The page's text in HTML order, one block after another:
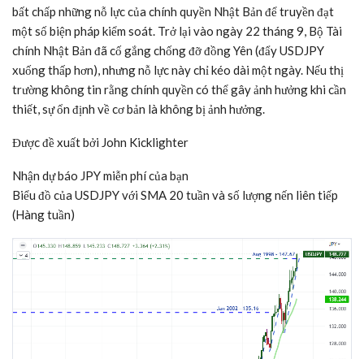
bất chấp những nỗ lực của chính quyền Nhật Bản để truyền đạt
một số biện pháp kiểm soát. Trở lại vào ngày 22 tháng 9, Bộ Tài
chính Nhật Bản đã cố gắng chống đỡ đồng Yên (đẩy USDJPY
xuống thấp hơn), nhưng nỗ lực này chỉ kéo dài một ngày. Nếu thị
trường không tin rằng chính quyền có thể gây ảnh hưởng khi cần
thiết, sự ổn định về cơ bản là không bị ảnh hưởng.
Được đề xuất bởi John Kicklighter
Nhận dự báo JPY miễn phí của bạn
Biểu đồ của USDJPY với SMA 20 tuần và số lượng nến liên tiếp
(Hàng tuần)